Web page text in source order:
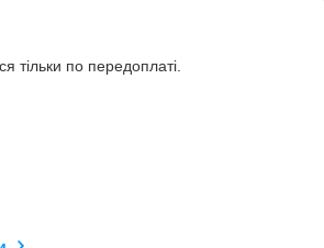
тільки по передоплаті.